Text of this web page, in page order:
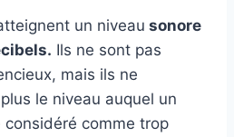
un niveau sonore
Ils ne sont pas
mais ils ne
le niveau auquel un
comme trop